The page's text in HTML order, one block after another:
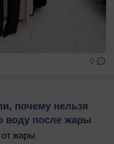
0
почему нельзя
воду после жары
от жары